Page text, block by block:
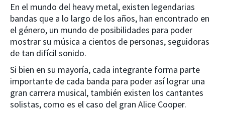
En el mundo del heavy metal, existen legendarias
bandas que a lo largo de los años, han encontrado en
el género, un mundo de posibilidades para poder
mostrar su música a cientos de personas, seguidoras
de tan difícil sonido.
Si bien en su mayoría, cada integrante forma parte
importante de cada banda para poder así lograr una
gran carrera musical, también existen los cantantes
solistas, como es el caso del gran Alice Cooper.